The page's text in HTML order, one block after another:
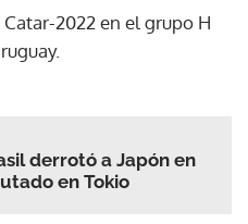
2022 en el grupo H
derrotó a Japón en
en Tokio